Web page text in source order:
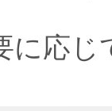
応じ